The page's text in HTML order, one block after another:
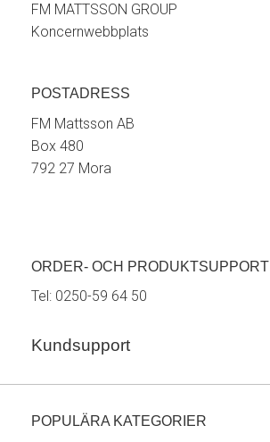
FM MATTSSON GROUP
Koncernwebbplats
POSTADRESS
FM Mattsson AB
Box 480
792 27 Mora
ORDER- OCH PRODUKTSUPPORT
Tel: 0250-59 64 50
Kundsupport
POPULÄRA KATEGORIER